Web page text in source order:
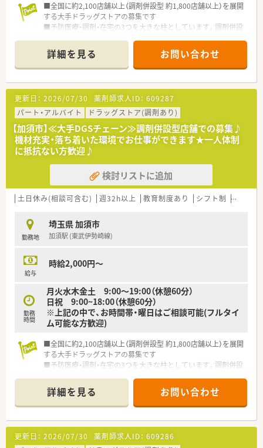
■全国に約2,100店舗以上（調剤併設型 約1,800店舗以上）を展開
する大手ドラッグストアの募集です
■予防医療・調剤・在宅の3つを大きな柱としています。調剤併設
に力を入れています
■業界トップクラスの時給2,600円！しっかりと稼ぎたい方にも
お勧めです！
■全国に多くの店舗を展開しているため、子供の学校行事等で休
まなければならない場合も、事前に休みを申請すればサポートし
て頂けます！
■社員購買割引き制度もあり、品ぞろえが多いと評判のドラッグ
ストアで大変嬉しい福利厚生です♪
■ダイバーシティーを推進し、性別に関わらず幅広い方が長く活
躍できる環境を整えています
■落ち着いた環境で、ペースを守ってお仕事に取組める環境で
す。
■面受けの店舗が多く、科目も単科に偏らずバランスの良い業務
内容です。
■スキル維持にもぴったりのドラッグストアです。
詳細を見る お問い合わせ
更新日： 2026/07/30 薬剤師求人ID： 609287
パート・アルバイト
ドラッグストア(調剤あり)
【加須市】≪大手DGSチェーン≫調剤併設型店舗での募集♪
機材充実・落ち着いた環境でお仕事ができます★一人体制
に抵抗ない方歓迎♪
検討リストに追加
土日休み(相談可含む) 週32h以上 教育制度あり シフト制 大手チ
勤務地
埼玉県 加須市
加須駅 (東武伊勢崎線)
給与
時給2,000円～
勤務
時間
月火水木金土 9:00～19:00（休憩60分）
日祝 9:00~18:00（休憩60分）
※上記の中で、お時間帯・曜日はご相談可能(フルタイ
ム可能な方歓迎)
■全国に約2,100店舗以上（調剤併設型 約1,800店舗以上）を展開
する大手ドラッグストアの募集です
■予防医療・調剤・在宅の3つを大きな柱としています。調剤併設
に力を入れています
■業界トップクラスの時給2,600円！しっかりと稼ぎたい方にも
お勧めです！
■全国に多くの店舗を展開しているため、子供の学校行事等で休
まなければならない場合も、事前に休みを申請すればサポートし
て頂けます！
詳細を見る お問い合わせ
更新日： 2026/07/30 薬剤師求人ID： 609286